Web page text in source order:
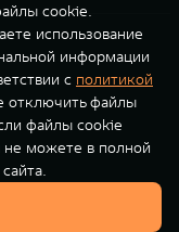
нового времени
000 ₽
cookie.
использование
информации
с политикой
отключить файлы
файлы cookie
можете в полной